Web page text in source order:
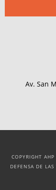
Av. San
COPYRIGHT
DEFENSA DE